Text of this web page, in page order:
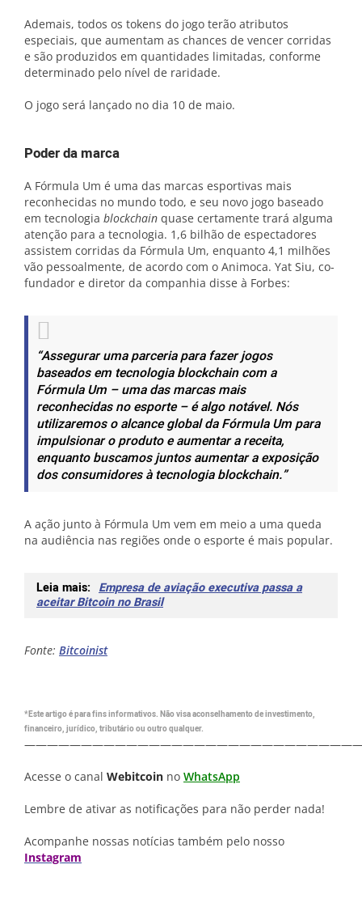
Ademais, todos os tokens do jogo terão atributos
especiais, que aumentam as chances de vencer corridas
e são produzidos em quantidades limitadas, conforme
determinado pelo nível de raridade.
O jogo será lançado no dia 10 de maio.
Poder da marca
A Fórmula Um é uma das marcas esportivas mais
reconhecidas no mundo todo, e seu novo jogo baseado
em tecnologia blockchain quase certamente trará alguma
atenção para a tecnologia. 1,6 bilhão de espectadores
assistem corridas da Fórmula Um, enquanto 4,1 milhões
vão pessoalmente, de acordo com o Animoca. Yat Siu, co-
fundador e diretor da companhia disse à Forbes:
“Assegurar uma parceria para fazer jogos
baseados em tecnologia blockchain com a
Fórmula Um – uma das marcas mais
reconhecidas no esporte – é algo notável. Nós
utilizaremos o alcance global da Fórmula Um para
impulsionar o produto e aumentar a receita,
enquanto buscamos juntos aumentar a exposição
dos consumidores à tecnologia blockchain.”
A ação junto à Fórmula Um vem em meio a uma queda
na audiência nas regiões onde o esporte é mais popular.
Leia mais: Empresa de aviação executiva passa a
aceitar Bitcoin no Brasil
Fonte: Bitcoinist
*Este artigo é para fins informativos. Não visa aconselhamento de investimento,
financeiro, jurídico, tributário ou outro qualquer.
Acesse o canal Webitcoin no WhatsApp
Lembre de ativar as notificações para não perder nada!
Acompanhe nossas notícias também pelo nosso
Instagram